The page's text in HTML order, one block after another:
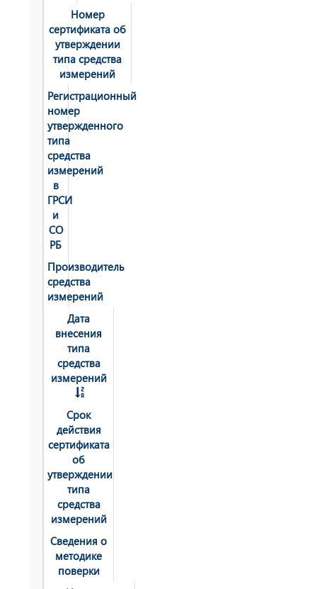
Номер
сертификата об
утверждении
типа средства
измерений
Регистрационный
номер
утвержденного
типа
средства
измерений
в
ГРСИ
и
СО
РБ
Производитель
средства
измерений
Дата
внесения
типа
средства
измерений
Срок
действия
сертификата
об
утверждении
типа
средства
измерений
Сведения о
методике
поверки